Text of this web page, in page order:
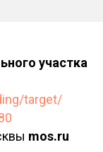
участка
target/
mos.ru